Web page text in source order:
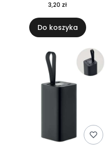
3,20 zł
Do koszyka